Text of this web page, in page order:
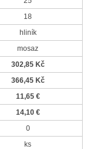
18
hliník
mosaz
302,85 Kč
366,45 Kč
11,65 €
14,10 €
0
ks